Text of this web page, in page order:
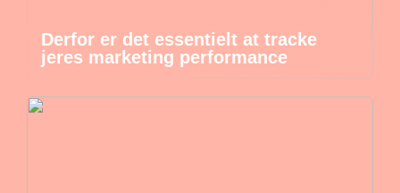
Derfor er det essentielt at tracke
jeres marketing performance